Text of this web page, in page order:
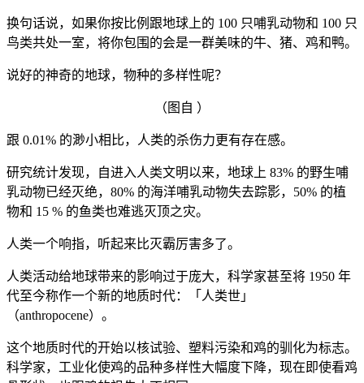
换句话说，如果你按比例跟地球上的 100 只哺乳动物和 100 只
鸟类共处一室，将你包围的会是一群美味的牛、猪、鸡和鸭。
说好的神奇的地球，物种的多样性呢？
（图自 ）
跟 0.01% 的渺小相比，人类的杀伤力更有存在感。
研究统计发现，自进入人类文明以来，地球上 83% 的野生哺
乳动物已经灭绝，80% 的海洋哺乳动物失去踪影，50% 的植
物和 15 % 的鱼类也难逃灭顶之灾。
人类一个响指，听起来比灭霸厉害多了。
人类活动给地球带来的影响过于庞大，科学家甚至将 1950 年
代至今称作一个新的地质时代：「人类世」
（anthropocene）。
这个地质时代的开始以核试验、塑料污染和鸡的驯化为标志。
科学家，工业化使鸡的品种多样性大幅度下降，现在即使看鸡